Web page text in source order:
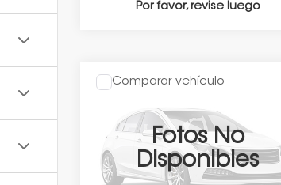
Por favor, revise luego
Fotos No
Disponibles
TOURING CVT 2026
2HKRS3892TH901206Valores: 346678
Disponible Ext.
Precio:
Obtén Una Cotización
Comparar vehículo